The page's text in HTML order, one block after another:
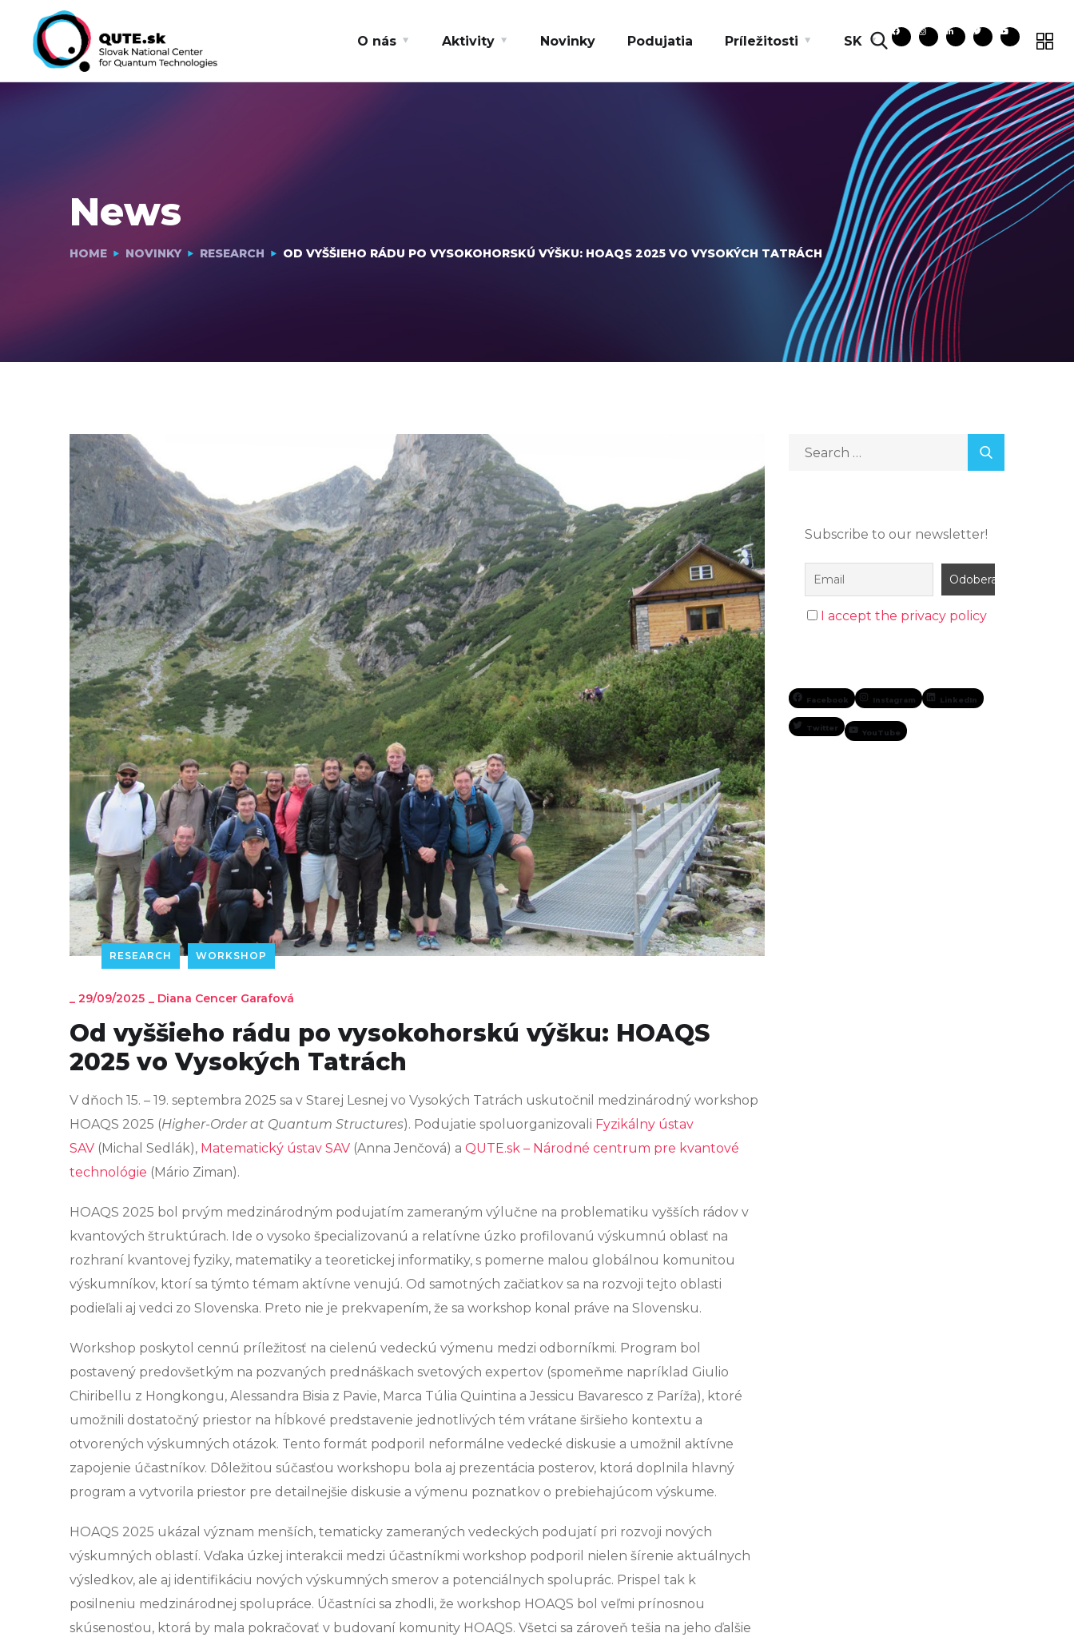
O nás Aktivity Novinky Podujatia Príležitosti SK
News
HOME NOVINKY RESEARCH OD VYŠŠIEHO RÁDU PO VYSOKOHORSKÚ VÝŠKU: HOAQS 2025 VO VYSOKÝCH TATRÁCH
RESEARCH WORKSHOP
_ 29/09/2025 _ Diana Cencer Garafová
Od vyššieho rádu po vysokohorskú výšku: HOAQS
2025 vo Vysokých Tatrách
V dňoch 15. – 19. septembra 2025 sa v Starej Lesnej vo Vysokých Tatrách uskutočnil medzinárodný workshop
HOAQS 2025 (Higher-Order at Quantum Structures). Podujatie spoluorganizovali Fyzikálny ústav
SAV (Michal Sedlák), Matematický ústav SAV (Anna Jenčová) a QUTE.sk – Národné centrum pre kvantové
technológie (Mário Ziman).
HOAQS 2025 bol prvým medzinárodným podujatím zameraným výlučne na problematiku vyšších rádov v
kvantových štruktúrach. Ide o vysoko špecializovanú a relatívne úzko profilovanú výskumnú oblasť na
rozhraní kvantovej fyziky, matematiky a teoretickej informatiky, s pomerne malou globálnou komunitou
výskumníkov, ktorí sa týmto témam aktívne venujú. Od samotných začiatkov sa na rozvoji tejto oblasti
podieľali aj vedci zo Slovenska. Preto nie je prekvapením, že sa workshop konal práve na Slovensku.
Workshop poskytol cennú príležitosť na cielenú vedeckú výmenu medzi odborníkmi. Program bol
postavený predovšetkým na pozvaných prednáškach svetových expertov (spomeňme napríklad Giulio
Chiribellu z Hongkongu, Alessandra Bisia z Pavie, Marca Túlia Quintina a Jessicu Bavaresco z Paríža), ktoré
umožnili dostatočný priestor na hĺbkové predstavenie jednotlivých tém vrátane širšieho kontextu a
otvorených výskumných otázok. Tento formát podporil neformálne vedecké diskusie a umožnil aktívne
zapojenie účastníkov. Dôležitou súčasťou workshopu bola aj prezentácia posterov, ktorá doplnila hlavný
program a vytvorila priestor pre detailnejšie diskusie a výmenu poznatkov o prebiehajúcom výskume.
HOAQS 2025 ukázal význam menších, tematicky zameraných vedeckých podujatí pri rozvoji nových
výskumných oblastí. Vďaka úzkej interakcii medzi účastníkmi workshop podporil nielen šírenie aktuálnych
výsledkov, ale aj identifikáciu nových výskumných smerov a potenciálnych spoluprác. Prispel tak k
posilneniu medzinárodnej spolupráce. Účastníci sa zhodli, že workshop HOAQS bol veľmi prínosnou
skúsenosťou, ktorá by mala pokračovať v budovaní komunity HOAQS. Všetci sa zároveň tešia na jeho ďalšie
Subscribe to our newsletter!
I accept the privacy policy
Facebook Instagram LinkedIn
Twitter YouTube